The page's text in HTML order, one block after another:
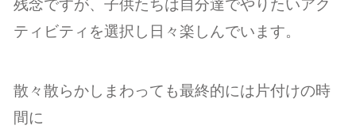
残念ですが、子供たちは自分達でやりたいアク
ティビティを選択し日々楽しんでいます。
散々散らかしまわっても最終的には片付けの時
間に